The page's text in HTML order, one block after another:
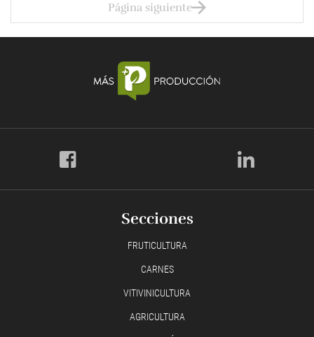
Página siguiente
Secciones
FRUTICULTURA
CARNES
VITIVINICULTURA
AGRICULTURA